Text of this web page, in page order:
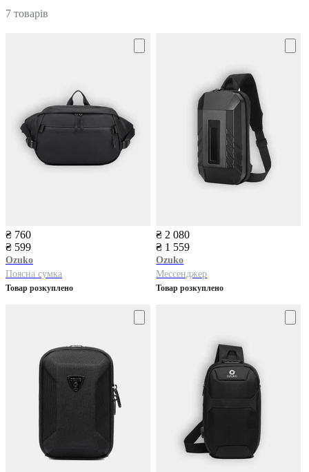
7 товарів
₴ 760
₴ 599
Ozuko
Поясна сумка
Товар розкуплено
₴ 2 080
₴ 1 559
Ozuko
Мессенджер
Товар розкуплено